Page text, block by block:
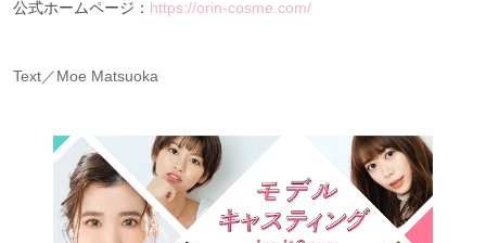
公式ホームページ： https://orin-cosme.com/
Text／Moe Matsuoka